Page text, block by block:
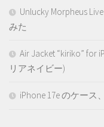
Unlucky Morpheus
みた
Air Jacket “kiriko” for
リアネイビー)
iPhone 17e のケース